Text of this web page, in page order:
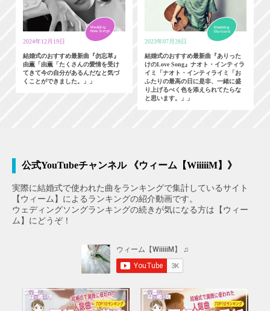
2024年12月19日
結婚式のおすすめ最新曲『勿忘草』
由薫「由薫「たくさんの愛情を受け
てきて今の自分があるんだなと気づ
くことができました。」」
2023年07月28日
結婚式のおすすめ最新曲『ありった
けのLove Song』ナオト・インティラ
イミ「ナオト・インティライミ「お
ふたりの最高の日に是非、一緒に盛
り上げるべく色を添えられてたらな
と思います。」」
公式YouTubeチャンネル 《ウィーム【WiiiiiM】》
実際に結婚式で使われた曲をランキングで集計しているサイト
【ウィーム】によるランキングの紹介動画です。
ウェディングソングランキングの続きが気になる方は【ウィー
ム】にどうぞ！